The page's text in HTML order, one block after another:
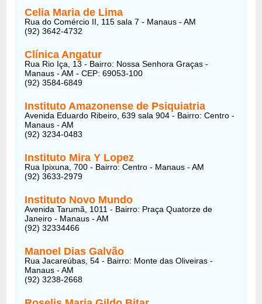
Celia Maria de Lima
Rua do Comércio II, 115 sala 7 - Manaus - AM
(92) 3642-4732
Clínica Angatur
Rua Rio Iça, 13 - Bairro: Nossa Senhora Graças -
Manaus - AM - CEP: 69053-100
(92) 3584-6849
Instituto Amazonense de Psiquiatria
Avenida Eduardo Ribeiro, 639 sala 904 - Bairro: Centro -
Manaus - AM
(92) 3234-0483
Instituto Mira Y Lopez
Rua Ipixuna, 700 - Bairro: Centro - Manaus - AM
(92) 3633-2979
Instituto Novo Mundo
Avenida Tarumã, 1011 - Bairro: Praça Quatorze de
Janeiro - Manaus - AM
(92) 32334466
Manoel Dias Galvão
Rua Jacareúbas, 54 - Bairro: Monte das Oliveiras -
Manaus - AM
(92) 3238-2668